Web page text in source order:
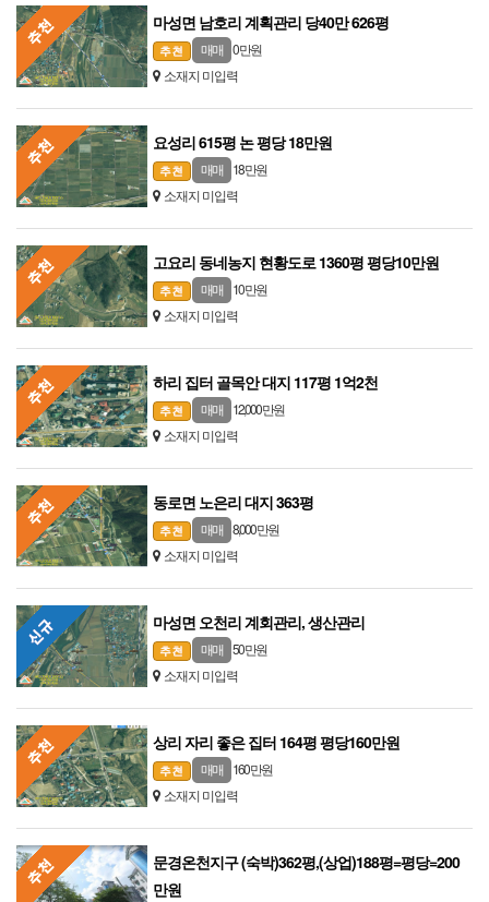
마성면 남호리 계획관리 당40만 626평
매매
0 만원
소재지 미입력
요성리 615평 논 평당 18만원
매매
18 만원
소재지 미입력
고요리 동네농지 현황도로 1360평 평당10만원
매매
10 만원
소재지 미입력
하리 집터 골목안 대지 117평 1억2천
매매
12,000 만원
소재지 미입력
동로면 노은리 대지 363평
매매
8,000 만원
소재지 미입력
마성면 오천리 계회관리, 생산관리
매매
50 만원
소재지 미입력
상리 자리 좋은 집터 164평 평당160만원
매매
160 만원
소재지 미입력
문경온천지구 (숙박)362평,(상업)188평=평당=200
만원